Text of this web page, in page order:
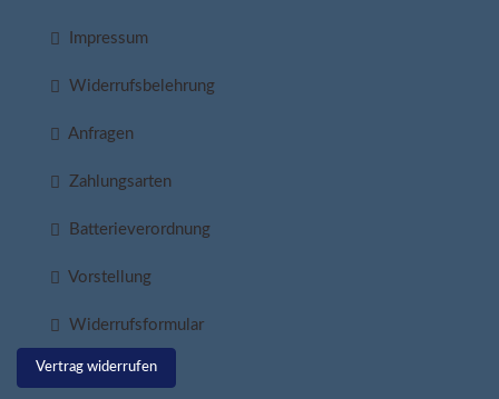
Impressum
Widerrufsbelehrung
Anfragen
Zahlungsarten
Batterieverordnung
Vorstellung
Widerrufsformular
Vertrag widerrufen